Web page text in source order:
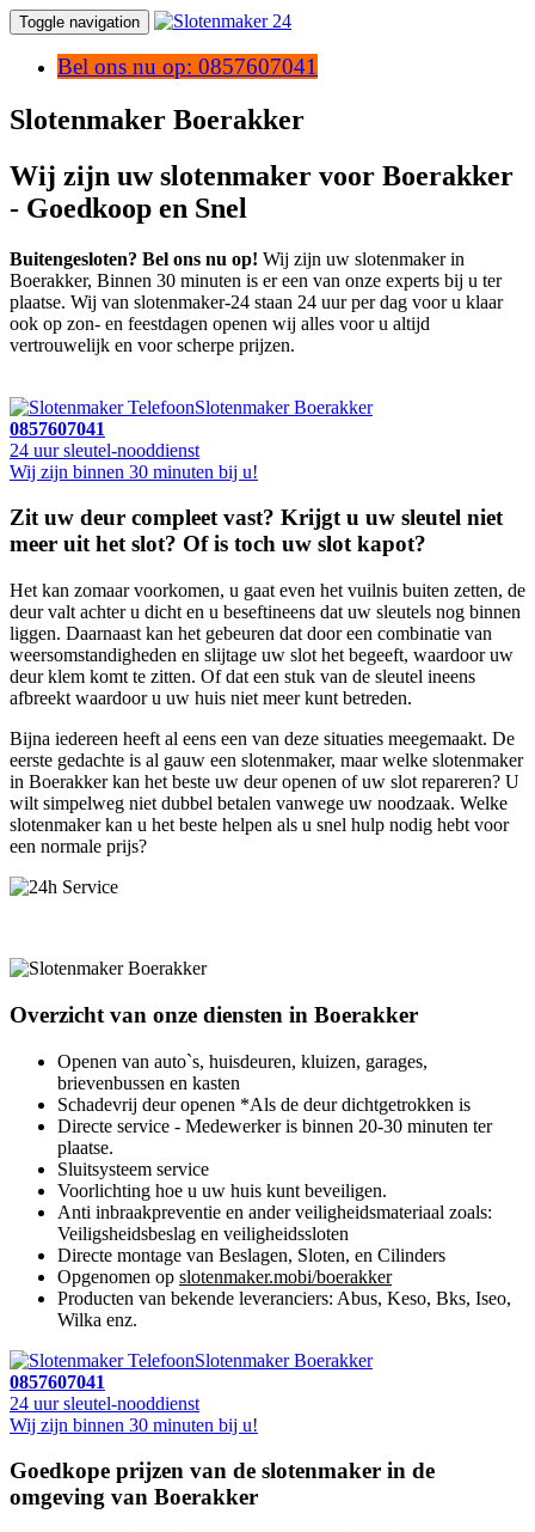
Toggle navigation
Bel ons nu op: 0857607041
Slotenmaker Boerakker
Wij zijn uw slotenmaker voor Boerakker
- Goedkoop en Snel
Buitengesloten? Bel ons nu op! Wij zijn uw slotenmaker in
Boerakker, Binnen 30 minuten is er een van onze experts bij u ter
plaatse. Wij van slotenmaker-24 staan 24 uur per dag voor u klaar
ook op zon- en feestdagen openen wij alles voor u altijd
vertrouwelijk en voor scherpe prijzen.
Slotenmaker Boerakker
0857607041
24 uur sleutel-nooddienst
Wij zijn binnen 30 minuten bij u!
Zit uw deur compleet vast? Krijgt u uw sleutel niet
meer uit het slot? Of is toch uw slot kapot?
Het kan zomaar voorkomen, u gaat even het vuilnis buiten zetten, de
deur valt achter u dicht en u beseftineens dat uw sleutels nog binnen
liggen. Daarnaast kan het gebeuren dat door een combinatie van
weersomstandigheden en slijtage uw slot het begeeft, waardoor uw
deur klem komt te zitten. Of dat een stuk van de sleutel ineens
afbreekt waardoor u uw huis niet meer kunt betreden.
Bijna iedereen heeft al eens een van deze situaties meegemaakt. De
eerste gedachte is al gauw een slotenmaker, maar welke slotenmaker
in Boerakker kan het beste uw deur openen of uw slot repareren? U
wilt simpelweg niet dubbel betalen vanwege uw noodzaak. Welke
slotenmaker kan u het beste helpen als u snel hulp nodig hebt voor
een normale prijs?
Overzicht van onze diensten in Boerakker
Openen van auto`s, huisdeuren, kluizen, garages,
brievenbussen en kasten
Schadevrij deur openen *Als de deur dichtgetrokken is
Directe service - Medewerker is binnen 20-30 minuten ter
plaatse.
Sluitsysteem service
Voorlichting hoe u uw huis kunt beveiligen.
Anti inbraakpreventie en ander veiligheidsmateriaal zoals:
Veiligsheidsbeslag en veiligheidssloten
Directe montage van Beslagen, Sloten, en Cilinders
Opgenomen op slotenmaker.mobi/boerakker
Producten van bekende leveranciers: Abus, Keso, Bks, Iseo,
Wilka enz.
Slotenmaker Boerakker
0857607041
24 uur sleutel-nooddienst
Wij zijn binnen 30 minuten bij u!
Goedkope prijzen van de slotenmaker in de
omgeving van Boerakker